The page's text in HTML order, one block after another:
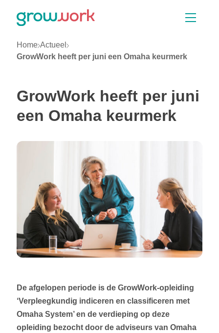
Home Actueel
GrowWork heeft per juni een Omaha keurmerk
GrowWork heeft per juni
een Omaha keurmerk
De afgelopen periode is de GrowWork-opleiding
‘Verpleegkundig indiceren en classificeren met
Omaha System’ en de verdieping op deze
opleiding bezocht door de adviseurs van Omaha